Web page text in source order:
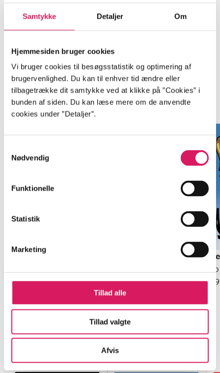
Samtykke Detaljer Om
Hjemmesiden bruger cookies
Vi bruger cookies til besøgsstatistik og optimering af
brugervenlighed. Du kan til enhver tid ændre eller
tilbagetrække dit samtykke ved at klikke på ”Cookies” i
bunden af siden. Du kan læse mere om de anvendte
cookies under ”Detaljer”.
Nødvendig
Funktionelle
Statistik
Marketing
Tillad alle
Tillad valgte
Afvis
på dansk
Danske film perler
Gå til serien
Alt på et bræt